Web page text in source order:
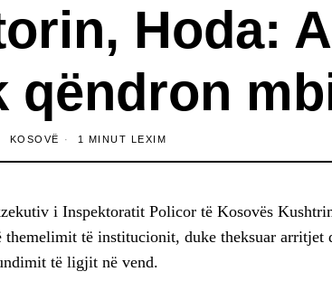
Hoda:
qëndron
KOSOVË 1 MINUT LEXIM
i Inspektoratit Policor të Kosovës
të institucionit, duke theksuar arritjet
të ligjit në vend.